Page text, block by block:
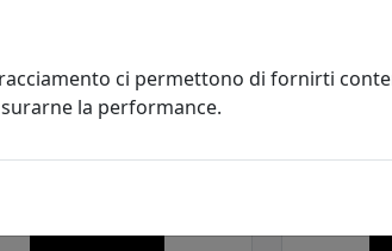
ci permettono di fornirti
la performance.